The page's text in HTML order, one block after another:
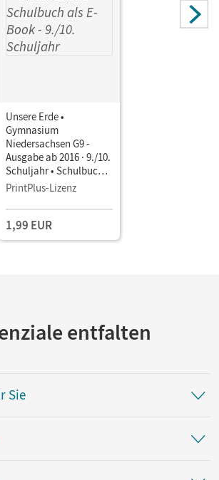
Unsere Erde •
Gymnasium
Niedersachsen G9 -
Ausgabe ab 2016 · 9./10.
Schuljahr • Schulbuch
als E-Book
PrintPlus-Lizenz
1,99 EUR
entfalten
Sie